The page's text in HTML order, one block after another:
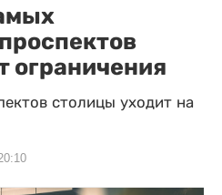
ограничения
столицы уходит на